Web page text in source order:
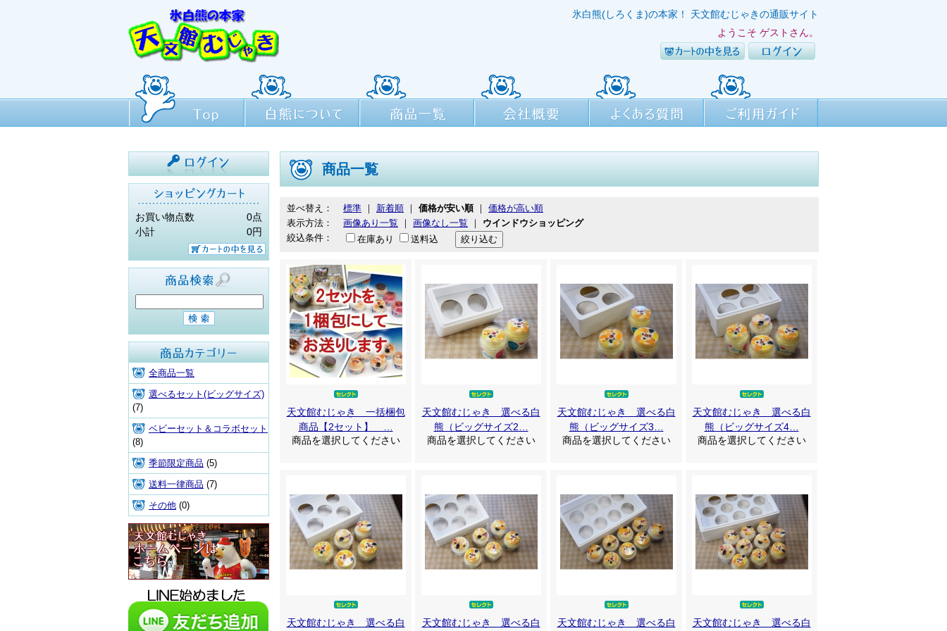
氷白熊(しろくま)の本家！ 天文館むじゃきの通販サイト
ようこそ ゲストさん。
ログイン
お買い物点数
0点
小計
0円
カートの中を見
る
商品カテゴリ
全商品一覧
選べるセット(ビッグサイズ)
(7)
ベビーセット＆コラボセット
(8)
季節限定商品 (5)
送料一律商品 (7)
その他 (0)
天文館むじゃき本店HPはこち
ら
商品一覧
並べ替え： 標準 ｜ 新着順 ｜ 価格が安い順｜ 価格が高い順
表示方法：
画像あり一覧 ｜ 画像なし一覧 ｜ ウインドウショッピング
絞込条件：
在庫あり 送料込
天文館むじゃき 一括梱包
商品【2セット】 …
商品を選択してください
天文館むじゃき 選べる白
熊（ビッグサイズ2…
商品を選択してください
天文館むじゃき 選べる白
熊（ビッグサイズ3…
商品を選択してください
天文館むじゃき 選べる白
熊（ビッグサイズ4…
商品を選択してください
天文館むじゃき 選べる白
天文館むじゃき 選べる白
天文館むじゃき 選べる白
天文館むじゃき 選べる白